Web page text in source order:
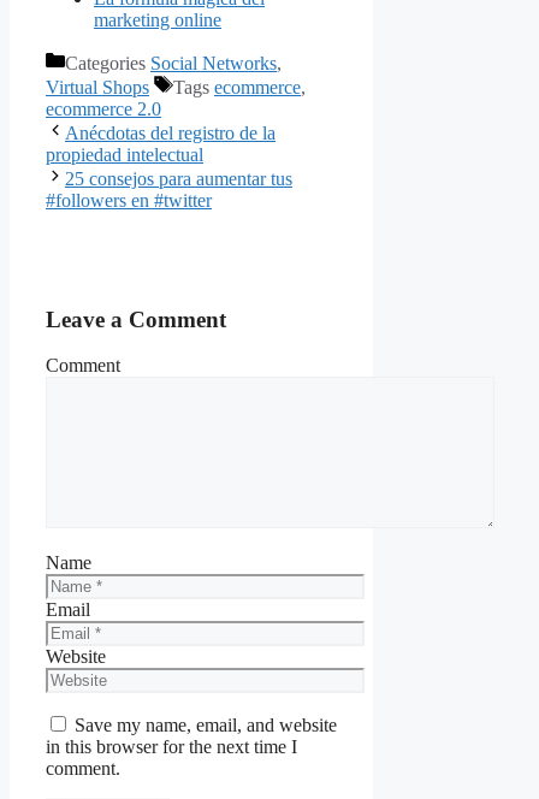
marketing online
Categories Social Networks,
Virtual Shops
Tags ecommerce,
ecommerce 2.0
Anécdotas del registro de la
propiedad intelectual
25 consejos para aumentar tus
#followers en #twitter
Leave a Comment
Comment
Name
Email
Website
Save my name, email, and website
in this browser for the next time I
comment.